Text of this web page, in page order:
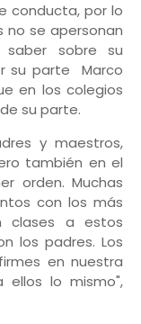
conducta, por lo
no se apersonan
sobre su
su parte Marco
en los colegios
su parte.
y maestros,
también en el
orden. Muchas
con los más
clases a estos
los padres. Los
en nuestra
ellos lo mismo",